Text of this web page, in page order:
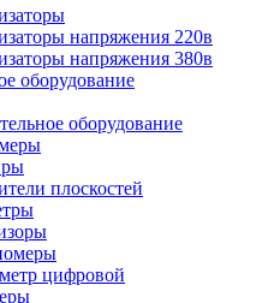
напряжения 220в
напряжения 380в
оборудование
оборудование
плоскостей
цифровой